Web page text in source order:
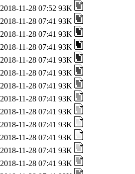
2018-11-28 07:52 93K
2018-11-28 07:41 93K
2018-11-28 07:41 93K
2018-11-28 07:41 93K
2018-11-28 07:41 93K
2018-11-28 07:41 93K
2018-11-28 07:41 93K
2018-11-28 07:41 93K
2018-11-28 07:41 93K
2018-11-28 07:41 93K
2018-11-28 07:41 93K
2018-11-28 07:41 93K
2018-11-28 07:41 93K